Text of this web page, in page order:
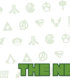
Salta
al
contenuto